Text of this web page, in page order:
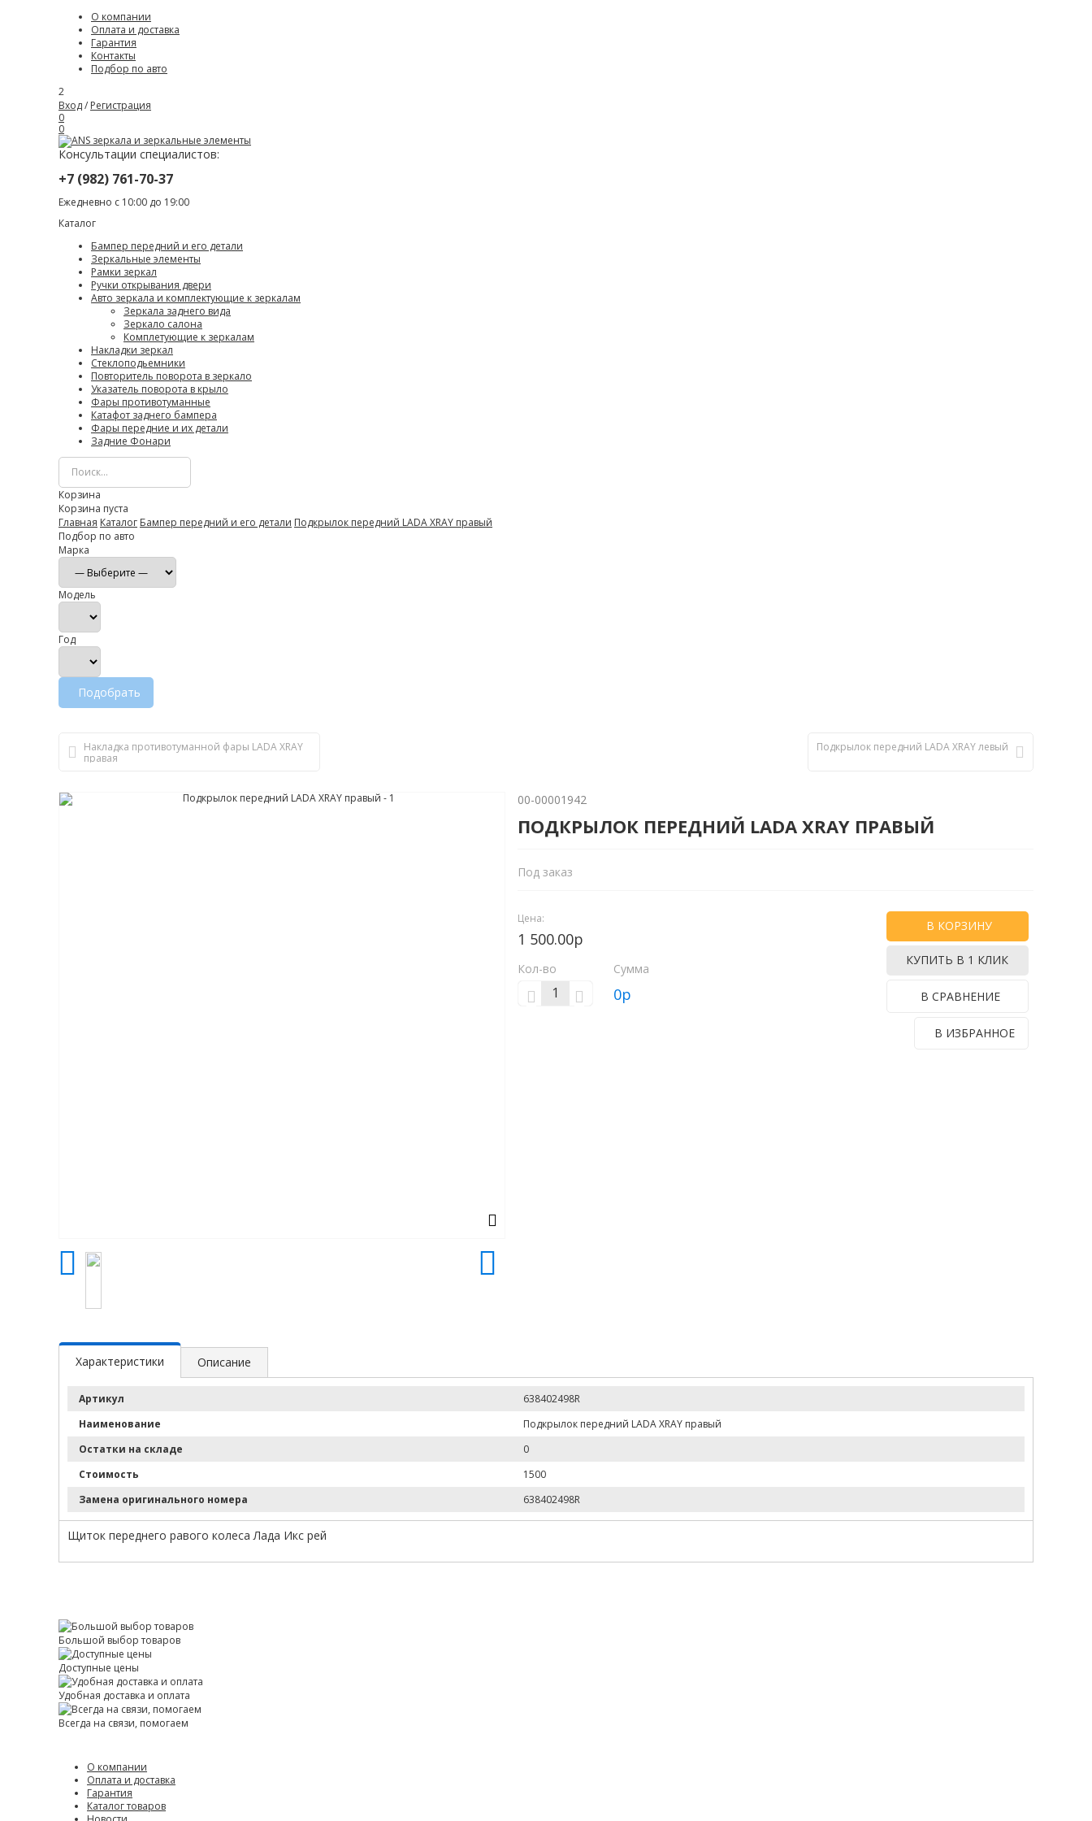
О компании
Оплата и доставка
Гарантия
Контакты
Подбор по авто
2
Вход/ Регистрация
0
0
Консультации специалистов:
+7 (982) 761-70-37
Ежедневно с 10:00 до 19:00
Каталог
Бампер передний и его детали
Зеркальные элементы
Рамки зеркал
Ручки открывания двери
Авто зеркала и комплектующие к зеркалам
Зеркала заднего вида
Зеркало салона
Комплетующие к зеркалам
Накладки зеркал
Стеклоподьемники
Повторитель поворота в зеркало
Указатель поворота в крыло
Фары противотуманные
Катафот заднего бампера
Фары передние и их детали
Задние Фонари
Корзина
Корзина пуста
Главная Каталог Бампер передний и его детали Подкрылок передний LADA XRAY правый
Подбор по авто
Марка
Модель
Год
Подобрать
Накладка противотуманной фары LADA XRAY
правая
Подкрылок передний LADA XRAY левый
00-00001942
ПОДКРЫЛОК ПЕРЕДНИЙ LADA XRAY ПРАВЫЙ
Под заказ
Цена:
1 500.00р
Кол-во Сумма
0р
В КОРЗИНУ
КУПИТЬ В 1 КЛИК
В СРАВНЕНИЕ
В ИЗБРАННОЕ
Характеристики Описание
Артикул
638402498R
Наименование
Подкрылок передний LADA XRAY правый
Остатки на складе
0
Стоимость
1500
Замена оригинального номера
638402498R
Щиток переднего равого колеса Лада Икс рей
Большой выбор товаров
Доступные цены
Удобная доставка и оплата
Всегда на связи, помогаем
О компании
Оплата и доставка
Гарантия
Каталог товаров